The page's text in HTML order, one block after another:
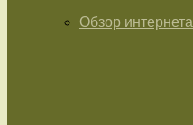
Обзор интернета